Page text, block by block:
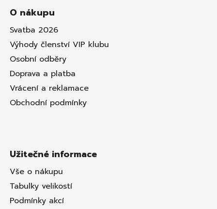
O nákupu
Svatba 2026
Výhody členství VIP klubu
Osobní odběry
Doprava a platba
Vrácení a reklamace
Obchodní podmínky
Užitečné informace
Vše o nákupu
Tabulky velikostí
Podmínky akcí